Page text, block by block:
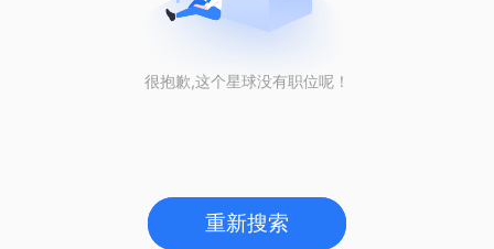
很抱歉,这个星球没有职位呢！
重新搜索